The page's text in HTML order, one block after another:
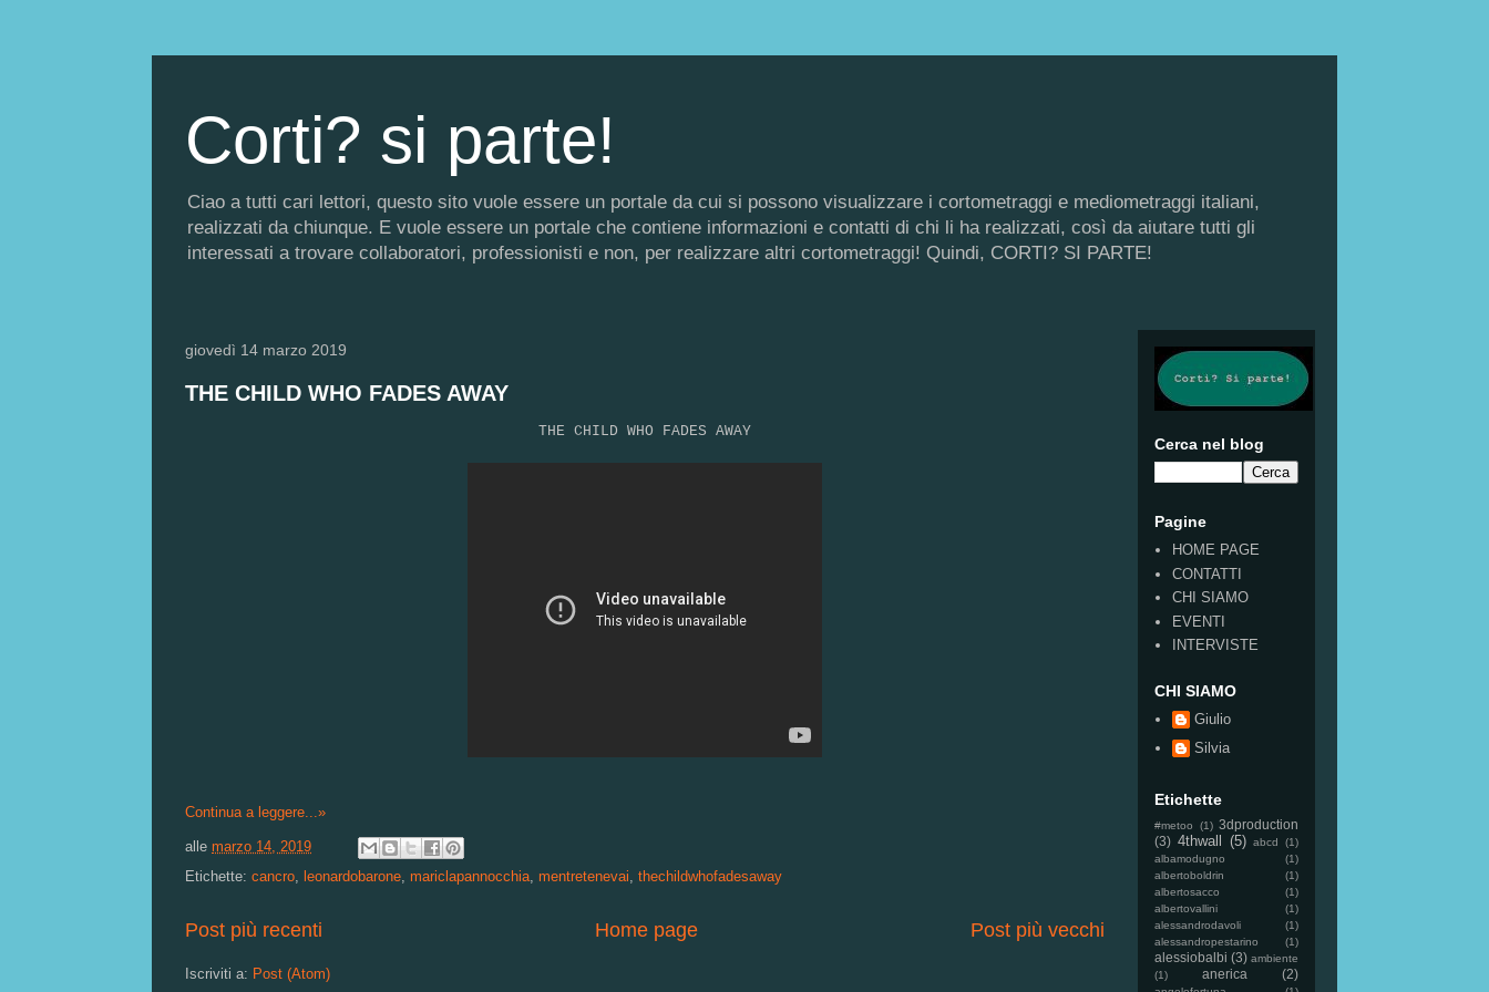
Corti? si parte!
Ciao a tutti cari lettori, questo sito vuole essere un portale da cui si possono visualizzare i cortometraggi e mediometraggi italiani,
realizzati da chiunque. E vuole essere un portale che contiene informazioni e contatti di chi li ha realizzati, così da aiutare tutti gli
interessati a trovare collaboratori, professionisti e non, per realizzare altri cortometraggi! Quindi, CORTI? SI PARTE!
giovedì 14 marzo 2019
THE CHILD WHO FADES AWAY
THE CHILD WHO FADES AWAY
Continua a leggere...»
alle marzo 14, 2019
Etichette: cancro, leonardobarone, mariclapannocchia, mentretenevai, thechildwhofadesaway
Post più recenti Post più vecchi
Home page
Iscriviti a: Post (Atom)
Cerca nel blog
Pagine
HOME PAGE
CONTATTI
CHI SIAMO
EVENTI
INTERVISTE
CHI SIAMO
Giulio
Silvia
Etichette
#metoo (1) 3dproduction
(3) 4thwall (5) abcd
(1)
albamodugno
(1)
albertoboldrin
(1)
albertosacco
(1)
albertovallini
(1)
alessandrodavoli
(1)
alessandropestarino
(1)
alessiobalbi (3) ambiente
(1)
anerica (2)